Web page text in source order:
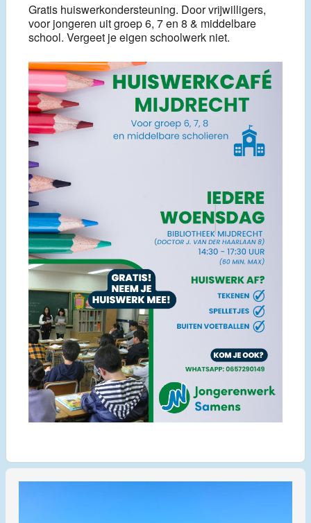
Gratis huiswerkondersteuning. Door vrijwilligers,
voor jongeren uit groep 6, 7 en 8 & middelbare
school. Vergeet je eigen schoolwerk niet.